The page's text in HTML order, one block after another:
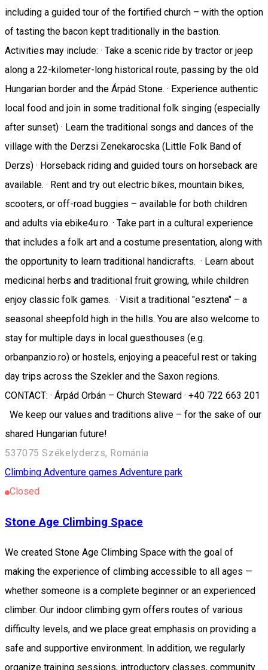
including a guided tour of the fortified church – with the option
of tasting the bacon kept traditionally in the bastion.
Activities may include: · Take a scenic ride by tractor or jeep
along a 22-kilometer-long historical route, passing by the old
Hungarian border and the Árpád Stone. · Experience authentic
local food and join in some traditional folk singing (especially
after sunset) · Learn the traditional songs and dances of the
village with the Derzsi Zenekarocska (Little Folk Band of
Derzs) · Horseback riding and guided tours on horseback are
available. · Rent and try out electric bikes, mountain bikes,
scooters, or off-road buggies – available for both children
and adults via ebike4u.ro. · Take part in a cultural experience
that includes a folk art and a costume presentation, along with
the opportunity to learn traditional handicrafts. · Learn about
medicinal herbs and traditional fruit growing, while children
enjoy classic folk games. · Visit a traditional "esztena" – a
seasonal sheepfold high in the hills. You are also welcome to
stay for multiple days in local guesthouses (e.g.
orbanpanzio.ro) or hostels, enjoying a peaceful rest or taking
day trips across the Szekler and the Saxon regions.
CONTACT: · Árpád Orbán – Church Steward · +40 722 663 201
We keep our values and traditions alive – for the sake of our
shared Hungarian future!
537075 Székelyderzs, Románia
Climbing Adventure games Adventure park
Closed
Stone Age Climbing Space
We created Stone Age Climbing Space with the goal of
making the experience of climbing accessible to all ages —
whether someone is a complete beginner or an experienced
climber. Our indoor climbing gym offers routes of various
difficulty levels, and we place great emphasis on providing a
safe and supportive environment. In addition, we regularly
organize training sessions, introductory classes, community